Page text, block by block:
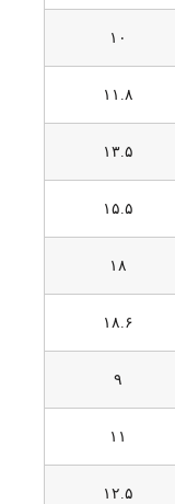
۱۱.۸
۱۳.۵
۱۵.۵
۱۸.۶
۱۲.۵